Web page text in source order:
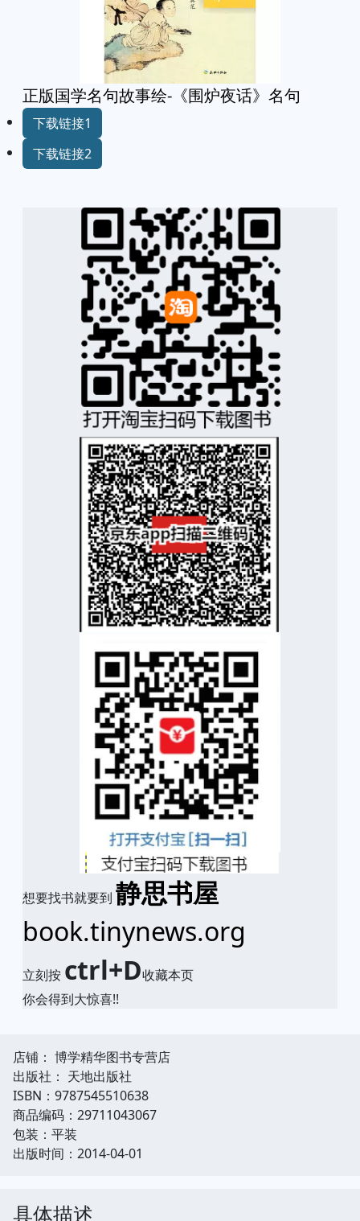
正版国学名句故事绘-《围炉夜话》名句
下载链接1
下载链接2
想要找书就要到 静思书屋
book.tinynews.org
立刻按 ctrl+D收藏本页
你会得到大惊喜!!
店铺： 博学精华图书专营店
出版社： 天地出版社
ISBN：9787545510638
商品编码：29711043067
包装：平装
出版时间：2014-04-01
具体描述